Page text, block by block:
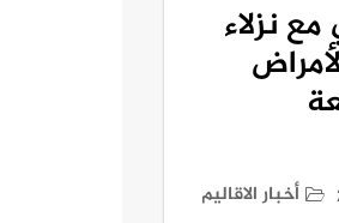
نزلاء
أخبار الاقاليم